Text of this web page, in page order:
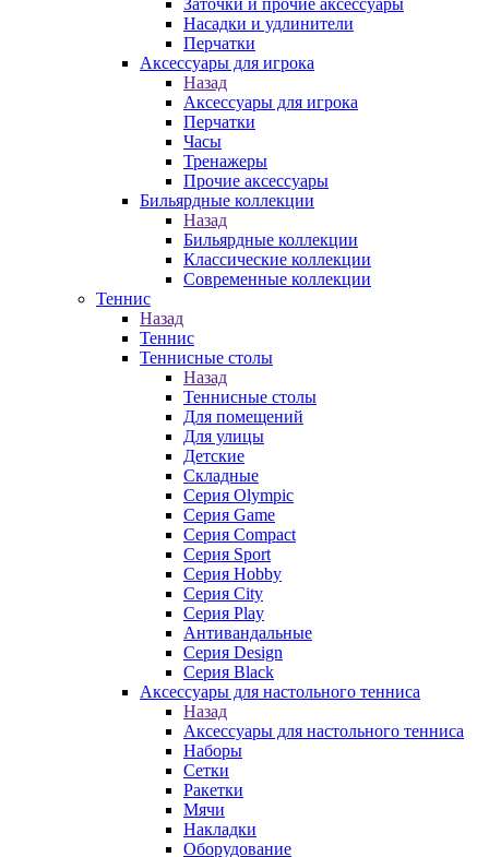
Заточки и прочие аксессуары
Насадки и удлинители
Перчатки
Аксессуары для игрока
Назад
Аксессуары для игрока
Перчатки
Часы
Тренажеры
Прочие аксессуары
Бильярдные коллекции
Назад
Бильярдные коллекции
Классические коллекции
Современные коллекции
Теннис
Назад
Теннис
Теннисные столы
Назад
Теннисные столы
Для помещений
Для улицы
Детские
Складные
Серия Olympic
Серия Game
Серия Compact
Серия Sport
Серия Hobby
Серия City
Серия Play
Антивандальные
Серия Design
Серия Black
Аксессуары для настольного тенниса
Назад
Аксессуары для настольного тенниса
Наборы
Сетки
Ракетки
Мячи
Накладки
Оборудование